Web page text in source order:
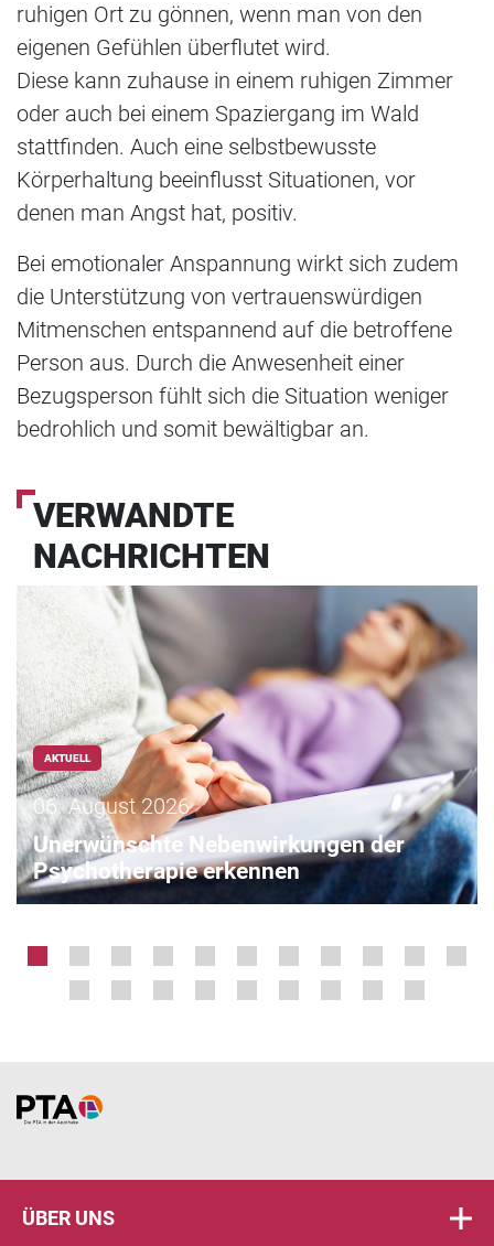
ruhigen Ort zu gönnen, wenn man von den
eigenen Gefühlen überflutet wird.
Diese kann zuhause in einem ruhigen Zimmer
oder auch bei einem Spaziergang im Wald
stattfinden. Auch eine selbstbewusste
Körperhaltung beeinflusst Situationen, vor
denen man Angst hat, positiv.
Bei emotionaler Anspannung wirkt sich zudem
die Unterstützung von vertrauenswürdigen
Mitmenschen entspannend auf die betroffene
Person aus. Durch die Anwesenheit einer
Bezugsperson fühlt sich die Situation weniger
bedrohlich und somit bewältigbar an.
VERWANDTE
NACHRICHTEN
AKTUELL
06. August 2026
Unerwünschte Nebenwirkungen der
Psychotherapie erkennen
Home
ÜBER UNS